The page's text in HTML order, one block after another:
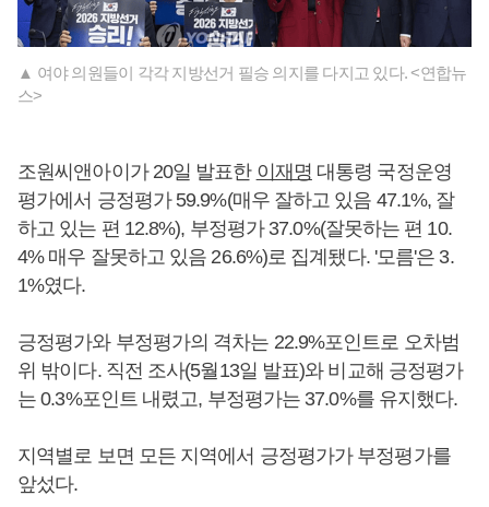
▲ 여야 의원들이 각각 지방선거 필승 의지를 다지고 있다. <연합뉴
스>
조원씨앤아이가 20일 발표한 이재명 대통령 국정운영
평가에서 긍정평가 59.9%(매우 잘하고 있음 47.1%, 잘
하고 있는 편 12.8%), 부정평가 37.0%(잘못하는 편 10.
4% 매우 잘못하고 있음 26.6%)로 집계됐다. '모름'은 3.
1%였다.
긍정평가와 부정평가의 격차는 22.9%포인트로 오차범
위 밖이다. 직전 조사(5월13일 발표)와 비교해 긍정평가
는 0.3%포인트 내렸고, 부정평가는 37.0%를 유지했다.
지역별로 보면 모든 지역에서 긍정평가가 부정평가를
앞섰다.